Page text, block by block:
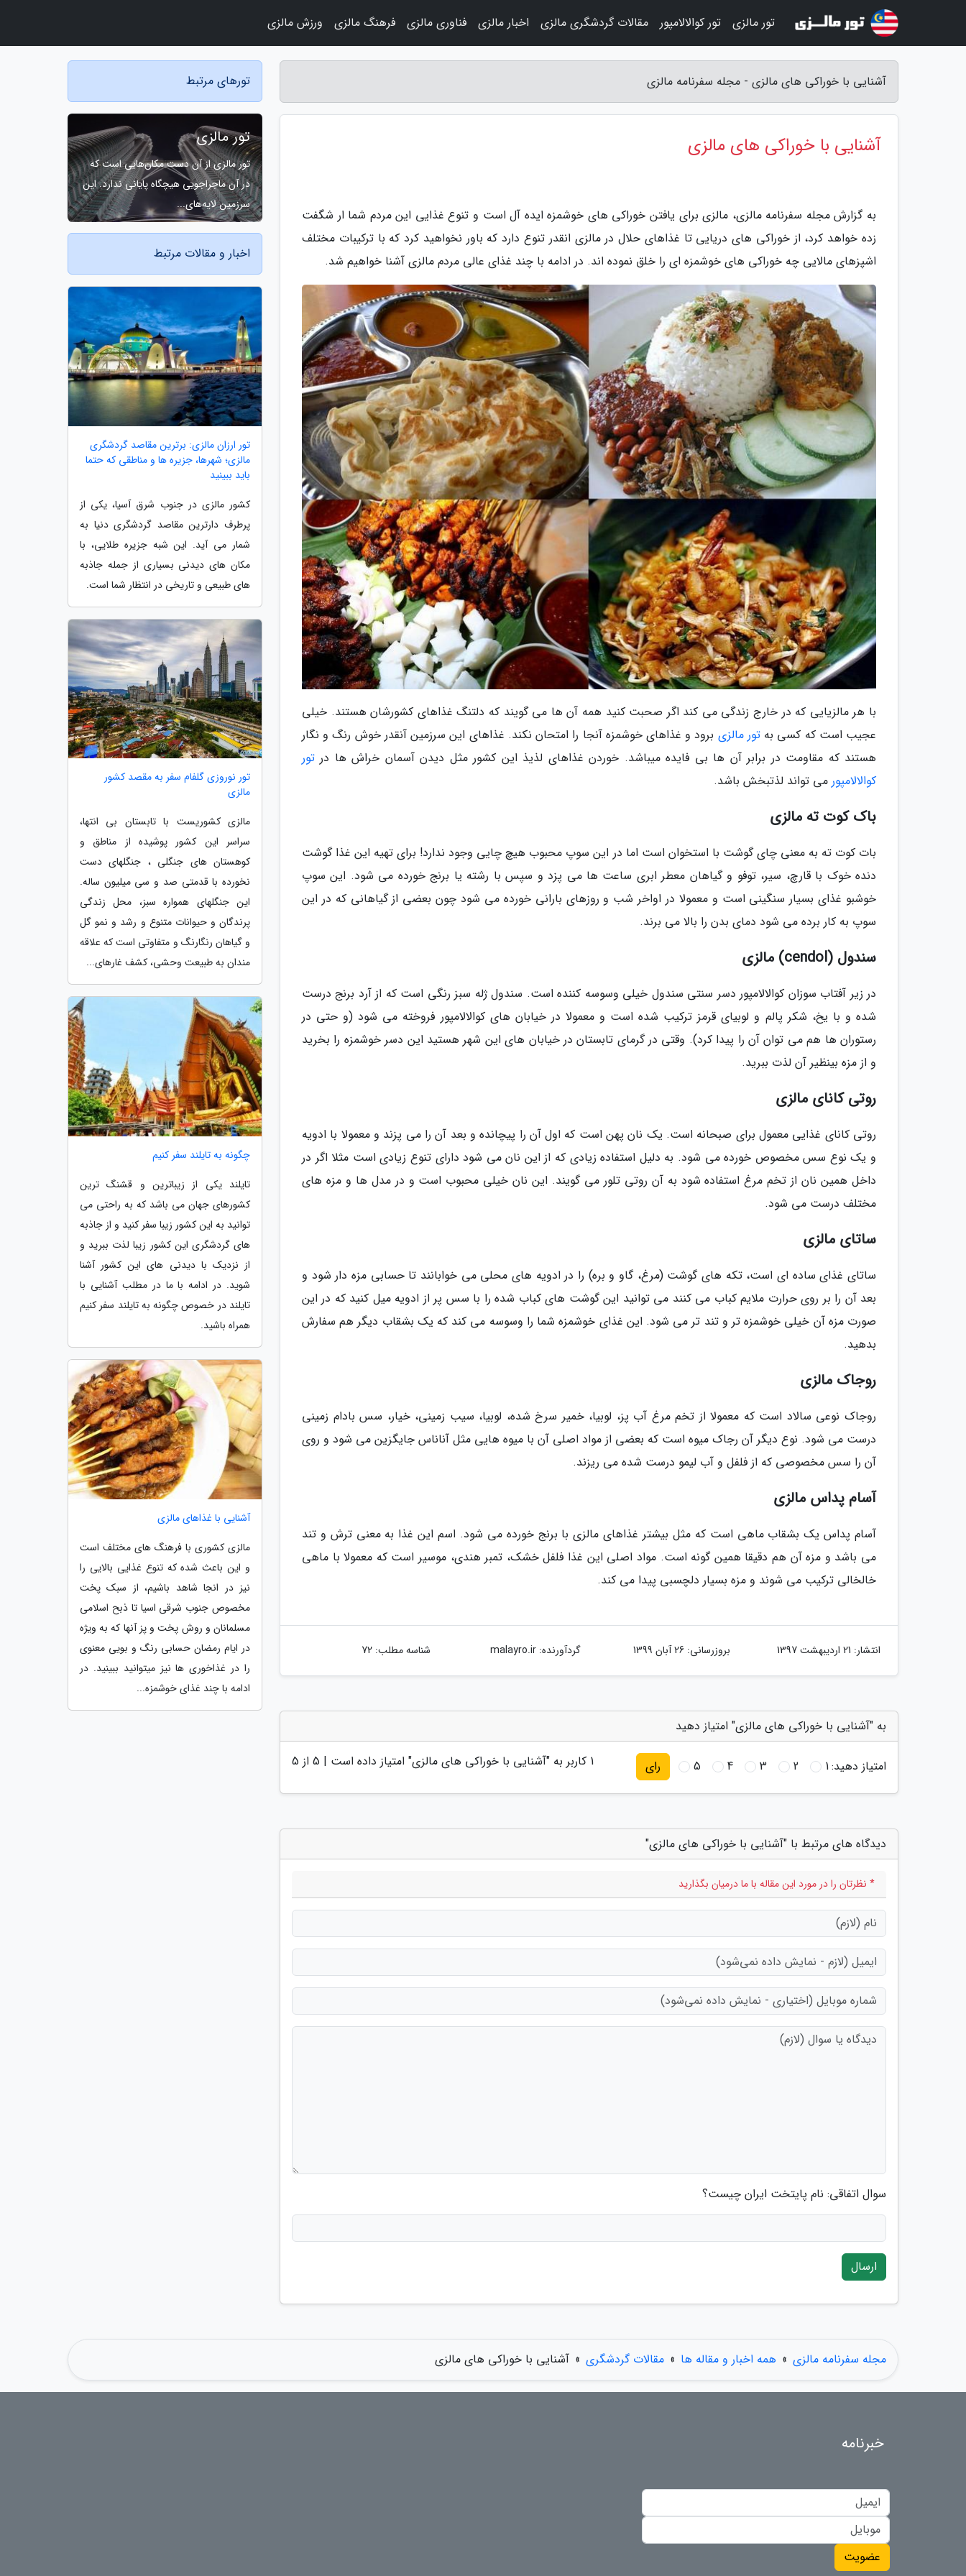
آشنایی با خوراکی های مالزی - مجله سفرنامه مالزی
آشنایی با خوراکی های مالزی
به گزارش مجله سفرنامه مالزی، مالزی برای یافتن خوراکی های خوشمزه ایده آل است و تنوع غذایی این مردم شما ار شگفت
زده خواهد کرد، از خوراکی های دریایی تا غذاهای حلال در مالزی انقدر تنوع دارد که باور نخواهید کرد که با ترکیبات مختلف
اشپزهای مالایی چه خوراکی های خوشمزه ای را خلق نموده اند. در ادامه با چند غذای عالی مردم مالزی آشنا خواهیم شد.
با هر مالزیایی که در خارج زندگی می کند اگر صحبت کنید همه آن ها می گویند که دلتنگ غذاهای کشورشان هستند. خیلی
عجیب است که کسی بهتور مالزی برود و غذاهای خوشمزه آنجا را امتحان نکند. غذاهای این سرزمین آنقدر خوش رنگ و نگار
هستند که مقاومت در برابر آن ها بی فایده میباشد. خوردن غذاهای لذیذ این کشور مثل دیدن آسمان خراش ها در تور
کوالالامپور می تواند لذتبخش باشد.
باک کوت ته مالزی
بات کوت ته به معنی چای گوشت با استخوان است اما در این سوپ محبوب هیچ چایی وجود ندارد! برای تهیه این غذا گوشت
دنده خوک با قارچ، سیر، توفو و گیاهان معطر ابری ساعت ها می پزد و سپس با رشته یا برنج خورده می شود. این سوپ
خوشبو غذای بسیار سنگینی است و معمولا در اواخر شب و روزهای بارانی خورده می شود چون بعضی از گیاهانی که در این
سوپ به کار برده می شود دمای بدن را بالا می برند.
سندول (cendol) مالزی
در زیر آفتاب سوزان کوالالامپور دسر سنتی سندول خیلی وسوسه کننده است. سندول ژله سبز رنگی است که از آرد برنج درست
شده و با یخ، شکر پالم و لوبیای قرمز ترکیب شده است و معمولا در خیابان های کوالالامپور فروخته می شود (و حتی در
رستوران ها هم می توان آن را پیدا کرد). وقتی در گرمای تابستان در خیابان های این شهر هستید این دسر خوشمزه را بخرید
و از مزه بینظیر آن لذت ببرید.
روتی کانای مالزی
روتی کانای غذایی معمول برای صبحانه است. یک نان پهن است که اول آن را پیچانده و بعد آن را می پزند و معمولا با ادویه
و یک نوع سس مخصوص خورده می شود. به دلیل استفاده زیادی که از این نان می شود دارای تنوع زیادی است مثلا اگر در
داخل همین نان از تخم مرغ استفاده شود به آن روتی تلور می گویند. این نان خیلی محبوب است و در مدل ها و مزه های
مختلف درست می شود.
ساتای مالزی
ساتای غذای ساده ای است، تکه های گوشت (مرغ، گاو و بره) را در ادویه های محلی می خوابانند تا حسابی مزه دار شود و
بعد آن را بر روی حرارت ملایم کباب می کنند می توانید این گوشت های کباب شده را با سس پر از ادویه میل کنید که در این
صورت مزه آن خیلی خوشمزه تر و تند تر می شود. این غذای خوشمزه شما را وسوسه می کند که یک بشقاب دیگر هم سفارش
بدهید.
روجاک مالزی
روجاک نوعی سالاد است که معمولا از تخم مرغ آب پز، لوبیا، خمیر سرخ شده، لوبیا، سیب زمینی، خیار، سس بادام زمینی
درست می شود. نوع دیگر آن رجاک میوه است که بعضی از مواد اصلی آن با میوه هایی مثل آناناس جایگزین می شود و روی
آن را سس مخصوصی که از فلفل و آب لیمو درست شده می ریزند.
آسام پداس مالزی
آسام پداس یک بشقاب ماهی است که مثل بیشتر غذاهای مالزی با برنج خورده می شود. اسم این غذا به معنی ترش و تند
می باشد و مزه آن هم دقیقا همین گونه است. مواد اصلی این غذا فلفل خشک، تمبر هندی، موسیر است که معمولا با ماهی
خالخالی ترکیب می شوند و مزه بسیار دلچسبی پیدا می کند.
انتشار: 21 اردیبهشت 1397 بروزرسانی: 26 آبان 1399 گردآورنده:malayro.ir شناسه مطلب: 72
به "آشنایی با خوراکی های مالزی" امتیاز دهید
1 کاربر به "آشنایی با خوراکی های مالزی" امتیاز داده است | 5 از 5 امتیاز دهید:1
2
3
4
5 رای
دیدگاه های مرتبط با "آشنایی با خوراکی های مالزی"
* نظرتان را در مورد این مقاله با ما درمیان بگذارید
سوال اتفاقی: نام پایتخت ایران چیست؟
ارسال
تورهای مرتبط
تور مالزی
تور مالزی از آن دست مکان‌هایی است که
در آن ماجراجویی هیچگاه پایانی ندارد. این
سرزمین لایه‌های...
اخبار و مقالات مرتبط
تور ارزان مالزی: برترین مقاصد گردشگری
مالزی؛ شهرها، جزیره ها و مناطقی که حتما
باید ببینید
کشور مالزی در جنوب شرق آسیا، یکی از
پرطرف دارترین مقاصد گردشگری دنیا به
شمار می آید. این شبه جزیره طلایی، با
مکان های دیدنی بسیاری از جمله جاذبه
های طبیعی و تاریخی در انتظار شما است.
تور نوروزی گلفام سفر به مقصد کشور
مالزی
مالزی کشوریست با تابستان بی انتها،
سراسر این کشور پوشیده از مناطق و
کوهستان های جنگلی ، جنگلهای دست
نخورده با قدمتی صد و سی میلیون ساله.
این جنگلهای همواره سبز، محل زندگی
پرندگان و حیوانات متنوع و رشد و نمو گل
و گیاهان رنگارنگ و متفاوتی است که علاقه
مندان به طبیعت وحشی، کشف غارهای...
چگونه به تایلند سفر کنیم
تایلند یکی از زیباترین و قشنگ ترین
کشورهای جهان می باشد که به راحتی می
توانید به این کشور زیبا سفر کنید و از جاذبه
های گردشگری این کشور زیبا لذت ببرید و
از نزدیک با دیدنی های این کشور آشنا
شوید. در ادامه با ما در مطلب آشنایی با
تایلند در خصوص چگونه به تایلند سفر کنیم
همراه باشید.
آشنایی با غذاهای مالزی
مالزی کشوری با فرهنگ های مختلف است
و این باعث شده که تنوع غذایی بالایی را
نیز در انجا شاهد باشیم، از سبک پخت
مخصوص جنوب شرقی اسیا تا ذبح اسلامی
مسلمانان و روش پخت و پز آنها که به ویژه
در ایام رمضان حسابی رنگ و بویی معنوی
را در غذاخوری ها نیز میتوانید ببینید. در
ادامه با چند غذای خوشمزه...
مجله سفرنامه مالزی » همه اخبار و مقاله ها » مقالات گردشگری » آشنایی با خوراکی های مالزی
تور مالزی تور کوالالامپور مقالات گردشگری مالزی اخبار مالزی فناوری مالزی فرهنگ مالزی ورزش مالزی
خبرنامه
عضویت